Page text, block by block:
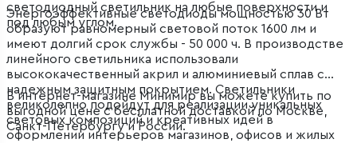
светодиодный светильник на любые поверхности и
под любым углом.
Энергоэффективные светодиоды мощностью 30 Вт
образуют равномерный световой поток 1600 лм и
имеют долгий срок службы - 50 000 ч. В производстве
линейного светильника использовали
высококачественный акрил и алюминиевый сплав с
надежным защитным покрытием. Светильники
великолепно подойдут для реализации уникальных
световых композиций и креативных идей в
оформлении интерьеров магазинов, офисов и жилых
В интернет-магазине Минимир вы можете купить по
выгодной цене с бесплатной доставкой по Москве,
Санкт-Петербургу и России.